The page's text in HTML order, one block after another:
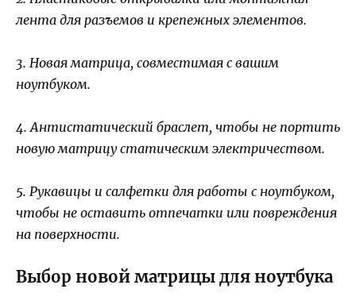
лента для разъемов и крепежных элементов.
3. Новая матрица, совместимая с вашим
ноутбуком.
4. Антистатический браслет, чтобы не портить
новую матрицу статическим электричеством.
5. Рукавицы и салфетки для работы с ноутбуком,
чтобы не оставить отпечатки или повреждения
на поверхности.
Выбор новой матрицы для ноутбука